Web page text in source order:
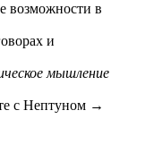
возможности в
и
мышление
с Нептуном →